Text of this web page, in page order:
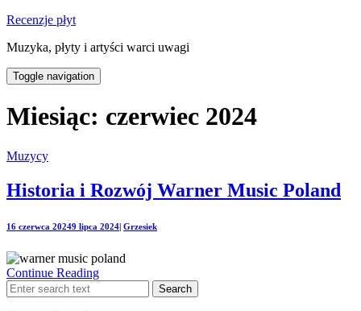
Recenzje płyt
Muzyka, płyty i artyści warci uwagi
Toggle navigation
Miesiąc: czerwiec 2024
Muzycy
Historia i Rozwój Warner Music Poland
16 czerwca 20249 lipca 2024| Grzesiek
Continue Reading